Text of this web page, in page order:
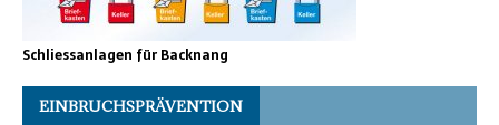
Schliessanlagen für Backnang
EINBRUCHSPRÄVENTION